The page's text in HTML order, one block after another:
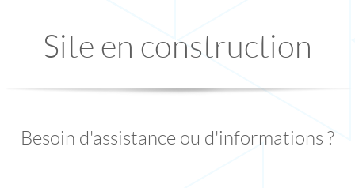
Site en construction
Besoin d'assistance ou d'informations ?